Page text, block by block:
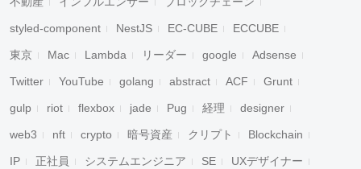
styled-component NestJS EC-CUBE ECCUBE
東京 Mac Lambda リーダー google Adsense
Twitter YouTube golang abstract ACF Grunt
gulp riot flexbox jade Pug 経理 designer
web3 nft crypto 暗号資産 クリプト Blockchain
IP 正社員 システムエンジニア SE UXデザイナー